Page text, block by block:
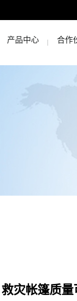
产品中心 合作
救灾帐篷质